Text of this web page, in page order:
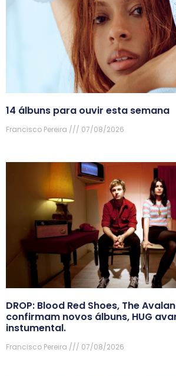
14 álbuns para ouvir esta semana
Francisco Pereira 07/08/2026
DROP: Blood Red Shoes, The
confirmam novos álbuns, HUG
instumental.
Francisco Pereira 07/08/2026